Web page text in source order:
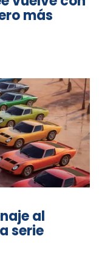
más
al
serie